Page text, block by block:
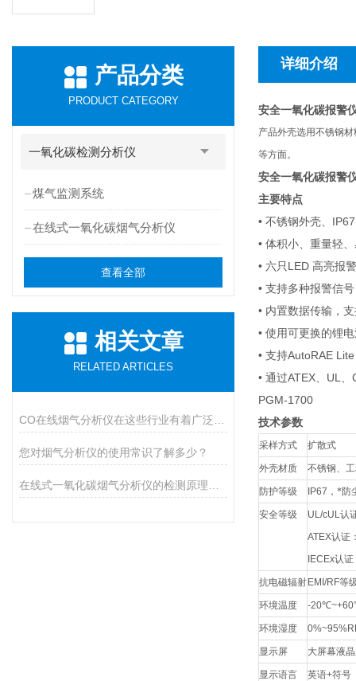
产品分类
PRODUCT CATEGORY
一氧化碳检测分析仪
煤气监测系统
在线式一氧化碳烟气分析仪
查看全部
相关文章
RELATED ARTICLES
您对烟气分析仪的使用常识了解多少？
详细介绍
安全一氧化碳报警
产品外壳选用不锈钢
等方面。
安全一氧化碳报警
主要特点
• 不锈钢外壳、
• 体积小、重量轻
• 六只LED 高亮报
• 支持多种报警信号
• 内置数据传输，
• 使用可更换的锂
• 支持AutoRAE
• 通过ATEX、UL
PGM-1700
技术参数
采样方式 扩散式
外壳材质 不锈钢、
防护等级 IP67 ，*防
安全等级 UL/cUL认
ATEX认证
IECEx认证
抗电磁辐射 EMI/RF等
环境温度 -20℃~+60
环境湿度
显示屏 大屏幕液
显示语言 英语+符号